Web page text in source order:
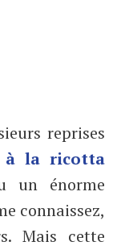
reprises
à la ricotta
un énorme
connaissez,
Mais cette